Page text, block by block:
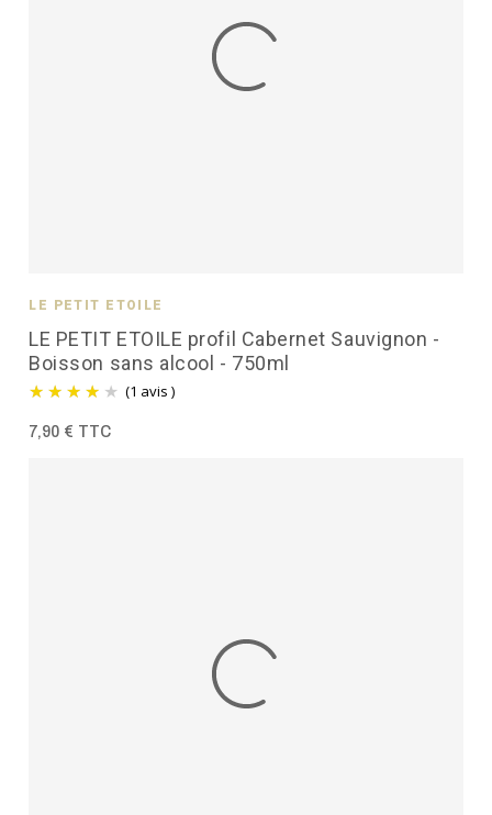
LE PETIT ETOILE profil Cabernet Sauvignon -
Boisson sans alcool - 750ml
(1 avis )
LE PETIT ÉTOILÉ
7,90 € TTC